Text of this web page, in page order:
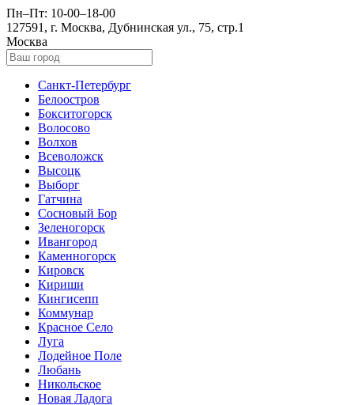
Пн–Пт: 10-00–18-00
127591, г. Москва, Дубнинская ул., 75, стр.1
Москва
Санкт-Петербург
Белоостров
Бокситогорск
Волосово
Волхов
Всеволожск
Высоцк
Выборг
Гатчина
Сосновый Бор
Зеленогорск
Ивангород
Каменногорск
Кировск
Кириши
Кингисепп
Коммунар
Красное Село
Луга
Лодейное Поле
Любань
Никольское
Новая Ладога